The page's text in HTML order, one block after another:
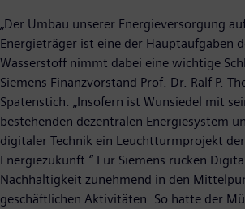
„Der Umbau unserer Energieversorgung
Energieträger ist eine der Hauptaufgaben
Wasserstoff nimmt dabei eine wichtige
Siemens Finanzvorstand Prof. Dr. Ralf P.
Spatenstich. „Insofern ist Wunsiedel mit
bestehenden dezentralen Energiesystem
digitaler Technik ein Leuchtturmprojekt
Energiezukunft.“ Für Siemens rücken
Nachhaltigkeit zunehmend in den
geschäftlichen Aktivitäten. So hatte der